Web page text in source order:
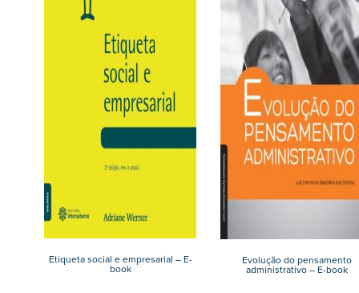
Evolução do pensamento
administrativo – E-book
Etiqueta social e empresarial – E-
book